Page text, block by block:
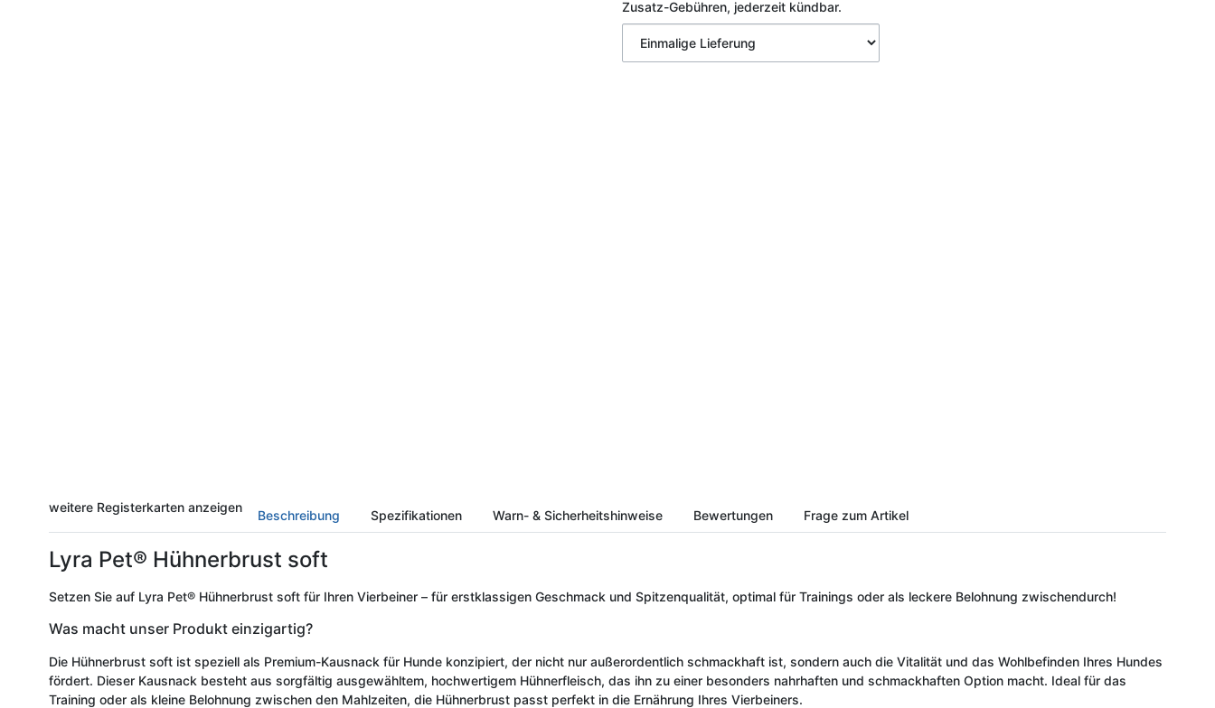
Zusatz-Gebühren, jederzeit kündbar.
weitere Registerkarten anzeigen
Beschreibung Spezifikationen Warn- & Sicherheitshinweise Bewertungen Frage zum Artikel
Lyra Pet® Hühnerbrust soft
Setzen Sie auf Lyra Pet® Hühnerbrust soft für Ihren Vierbeiner – für erstklassigen Geschmack und Spitzenqualität, optimal für Trainings oder als leckere Belohnung zwischendurch!
Was macht unser Produkt einzigartig?
Die Hühnerbrust soft ist speziell als Premium-Kausnack für Hunde konzipiert, der nicht nur außerordentlich schmackhaft ist, sondern auch die Vitalität und das Wohlbefinden Ihres Hundes
fördert. Dieser Kausnack besteht aus sorgfältig ausgewähltem, hochwertigem Hühnerfleisch, das ihn zu einer besonders nahrhaften und schmackhaften Option macht. Ideal für das
Training oder als kleine Belohnung zwischen den Mahlzeiten, die Hühnerbrust passt perfekt in die Ernährung Ihres Vierbeiners.